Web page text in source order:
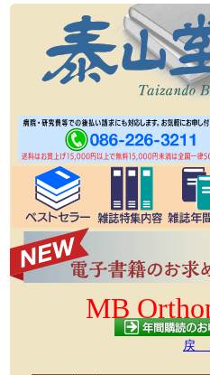
MB
戻